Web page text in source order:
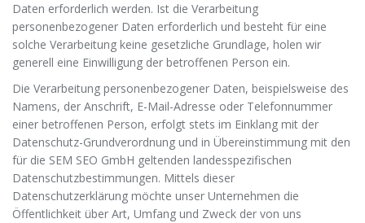
Daten erforderlich werden. Ist die Verarbeitung
personenbezogener Daten erforderlich und besteht für eine
solche Verarbeitung keine gesetzliche Grundlage, holen wir
generell eine Einwilligung der betroffenen Person ein.
Die Verarbeitung personenbezogener Daten, beispielsweise des
Namens, der Anschrift, E-Mail-Adresse oder Telefonnummer
einer betroffenen Person, erfolgt stets im Einklang mit der
Datenschutz-Grundverordnung und in Übereinstimmung mit den
für die SEM SEO GmbH geltenden landesspezifischen
Datenschutzbestimmungen. Mittels dieser
Datenschutzerklärung möchte unser Unternehmen die
Öffentlichkeit über Art, Umfang und Zweck der von uns